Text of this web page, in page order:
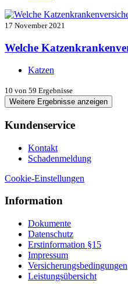
17 November 2021
Welche
Katzen
10 von 59 Ergebnisse
Weitere Ergebnisse anzeigen
Kundenservice
Kontakt
Schadenmeldung
Cookie-Einstellungen
Information
Dokumente
Datenschutz
Erstinformation §15
Impressum
Versicherungsbedingungen
Leistungsübersicht